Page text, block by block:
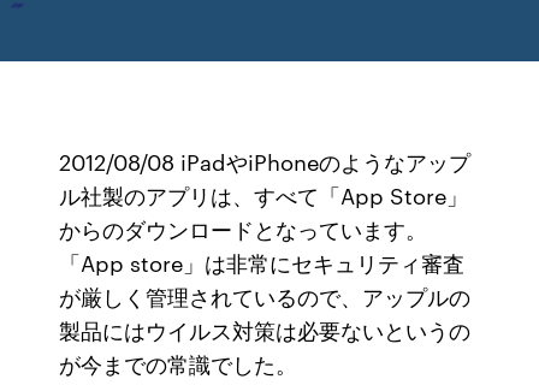
2012/08/08 iPadやiPhoneのようなアップ
ル社製のアプリは、すべて「App Store」
からのダウンロードとなっています。
「App store」は非常にセキュリティ審査
が厳しく管理されているので、アップルの
製品にはウイルス対策は必要ないというの
が今までの常識でした。